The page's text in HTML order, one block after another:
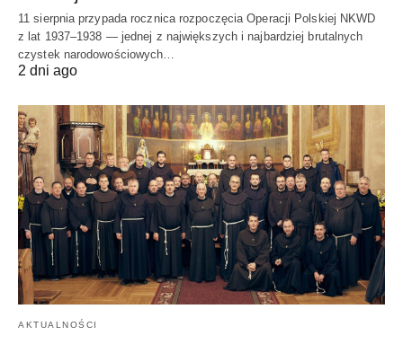
11 sierpnia przypada rocznica rozpoczęcia Operacji Polskiej NKWD
z lat 1937–1938 — jednej z największych i najbardziej brutalnych
czystek narodowościowych…
2 dni ago
AKTUALNOŚCI